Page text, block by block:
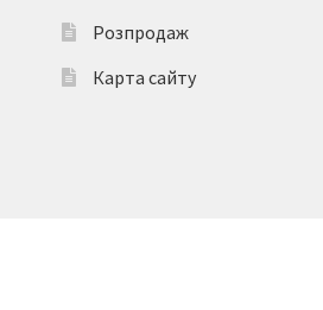
Розпродаж
Карта сайту